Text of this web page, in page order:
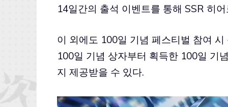
14일간의 출석 이벤트를 통해 SSR 히
이 외에도 100일 기념 페스티벌 참여
100일 기념 상자부터 획득한 100일 기
지 제공받을 수 있다.